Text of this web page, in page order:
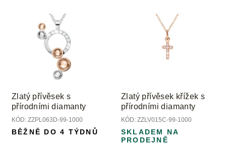
Zlatý přívěsek s
přírodními diamanty
KÓD: ZZPL063D-99-1000
BĚŽNĚ DO 4 TÝDNŮ
Zlatý přívěsek křížek s
přírodními diamanty
KÓD: ZZLV015C-99-1000
SKLADEM NA
PRODEJNĚ